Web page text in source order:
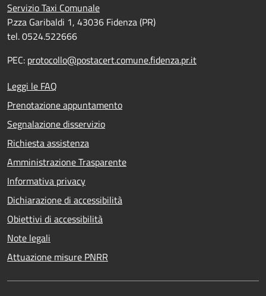
Servizio Taxi Comunale
P.zza Garibaldi 1, 43036 Fidenza (PR)
tel. 0524.522666
PEC: protocollo@postacert.comune.fidenza.pr.it
Leggi le FAQ
Prenotazione appuntamento
Segnalazione disservizio
Richiesta assistenza
Amministrazione Trasparente
Informativa privacy
Dichiarazione di accessibilità
Obiettivi di accessibilità
Note legali
Attuazione misure PNRR